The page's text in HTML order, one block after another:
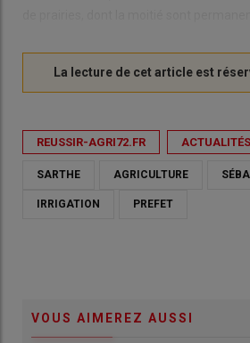
REUSSIR-AGRI72.FR
SARTHE AGRICULTURE
IRRIGATION PREFET
VOUS AIMEREZ AUSSI